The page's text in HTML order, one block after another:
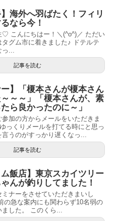
】海外へ羽ばたく！フィリ
なら今！
♡ こんにちはー！＼(^o^)／ ただい
タグム市に着きました♪ ドテルテ
...
記事を読む
ー】「榎本さんが榎本さん
～～」「榎本さんが、素
ら良かったのに～」
加の方からメールをいただきま
っくりメールを打てる時にと思っ
うのがすっかり遅くなっ...
記事を読む
ム飯店】東京スカイツリー
んが釣りしてました！
ナーをさせていただきまいし
の急な案内にも関わらず10名弱の
した。 このくら...